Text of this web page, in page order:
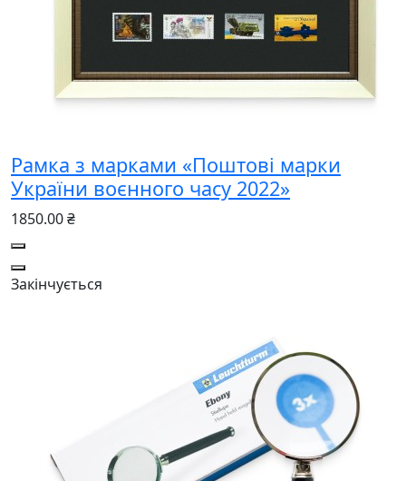
Рамка з марками «Поштові марки
України воєнного часу 2022»
1850.00 ₴
Закінчується